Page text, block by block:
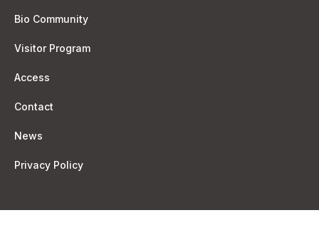
Bio Community
Visitor Program
Access
Contact
News
Privacy Policy